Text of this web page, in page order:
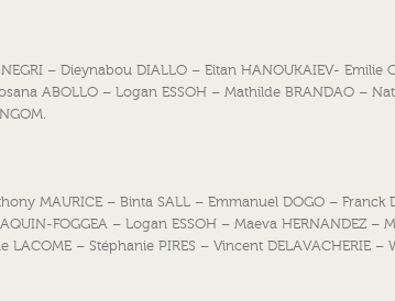
– Dieynabou DIALLO – Eitan HANOUKAIEV- Emilie
ABOLLO – Logan ESSOH – Mathilde BRANDAO –
MAURICE – Binta SALL – Emmanuel DOGO – Franck
FOGGEA – Logan ESSOH – Maeva HERNANDEZ –
LACOME – Stéphanie PIRES – Vincent DELAVACHERIE –